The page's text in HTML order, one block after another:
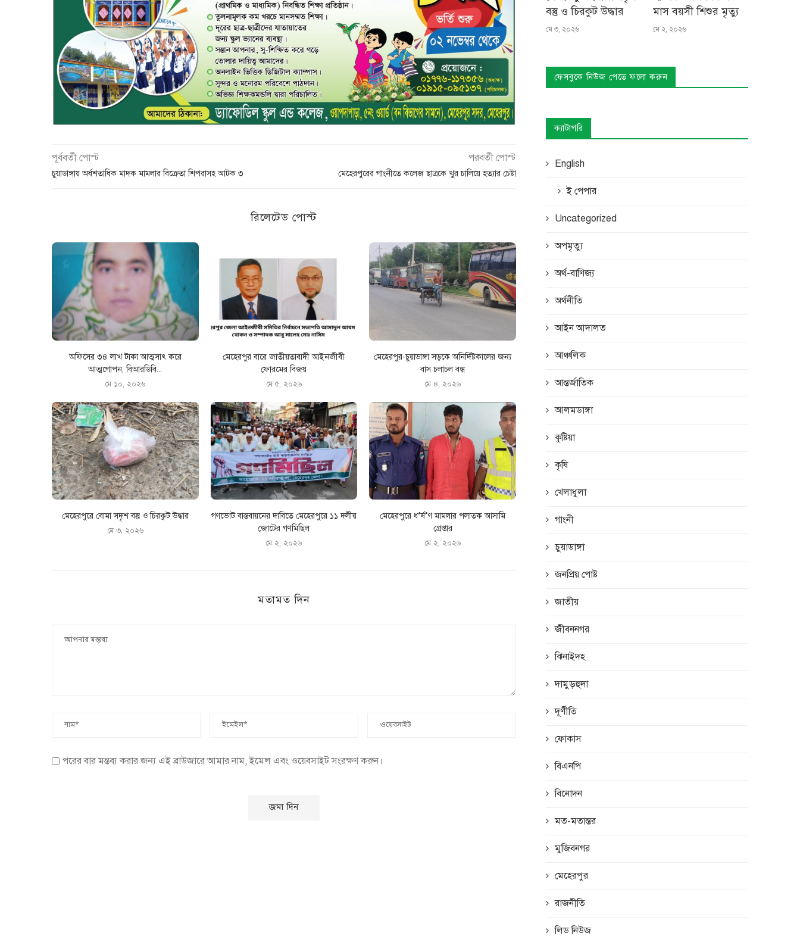
পূর্ববর্তী পোস্ট
চুয়াডাঙ্গায় অর্ধশতাধিক মাদক মামলার বিক্রেতা শিপরাসহ আটক ৩
পরবর্তী পোস্ট
মেহেরপুরের গাংনীতে কলেজ ছাত্রকে খুর চালিয়ে হত্যার চেষ্টা
রিলেটেড পোস্ট
অফিসের ৩৪ লাখ টাকা আত্মসাৎ করে
আত্মগোপন, বিআরডিবি...
মে ১০, ২০২৬
মেহেরপুর বারে জাতীয়তাবাদী আইনজীবী
ফোরমের বিজয়
মে ৫, ২০২৬
মেহেরপুর-চুয়াডাঙ্গা সড়কে অনির্দিষ্টকালের জন্য
বাস চলাচল বন্ধ
মে ৪, ২০২৬
মেহেরপুরে বোমা সদৃশ বস্তু ও চিরকুট উদ্ধার
মে ৩, ২০২৬
গণভোট বাস্তবায়নের দাবিতে মেহেরপুরে ১১ দলীয়
জোটের গণমিছিল
মে ২, ২০২৬
মেহেরপুরে ধ*র্ষ*ণ মামলার পলাতক আসামি
গ্রেপ্তার
মে ২, ২০২৬
মতামত দিন
পরের বার মন্তব্য করার জন্য এই ব্রাউজারে আমার নাম, ইমেল এবং ওয়েবসাইট সংরক্ষণ করুন।
বস্তু ও চিরকুট উদ্ধার
মে ৩, ২০২৬
মাস বয়সী শিশুর মৃত্যু
মে ২, ২০২৬
ফেসবুকে নিউজ পেতে ফলো করুন
ক্যাটাগরি
English
ই পেপার
Uncategorized
অপমৃত্যু
অর্থ-বাণিজ্য
অর্থনীতি
আইন আদালত
আঞ্চলিক
আন্তর্জাতিক
আলমডাঙ্গা
কুষ্টিয়া
কৃষি
খেলাধুলা
গাংনী
চুয়াডাঙ্গা
জনপ্রিয় পোষ্ট
জাতীয়
জীবননগর
ঝিনাইদহ
দামুড়হুদা
দূর্ণীতি
ফোকাস
বিএনপি
বিনোদন
মত-মতান্তর
মুজিবনগর
মেহেরপুর
রাজনীতি
লিড নিউজ